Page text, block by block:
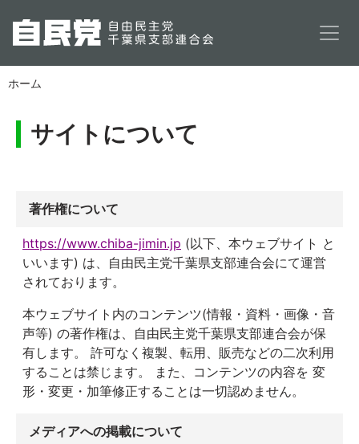
ホーム
サイトについて
著作権について
https://www.chiba-jimin.jp (以下、本ウェブサイト と
いいます) は、自由民主党千葉県支部連合会にて運営
されております。
本ウェブサイト内のコンテンツ(情報・資料・画像・音
声等) の著作権は、自由民主党千葉県支部連合会が保
有します。 許可なく複製、転用、販売などの二次利用
することは禁じます。 また、コンテンツの内容を 変
形・変更・加筆修正することは一切認めません。
メディアへの掲載について